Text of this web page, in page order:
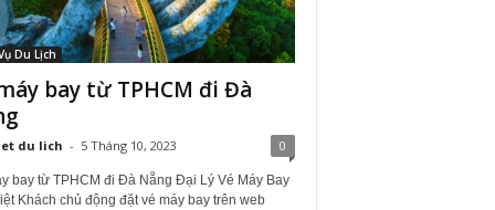
Du Lịch
bay từ TPHCM đi Đà
du lich - 5 Tháng 10, 2023 0
bay từ TPHCM đi Đà Nẵng Đại Lý Vé Máy Bay
Khách chủ động đặt vé máy bay trên web